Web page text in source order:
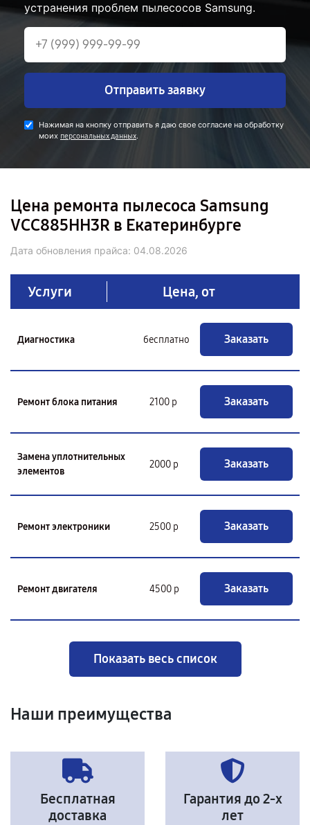
устранения проблем пылесосов Samsung.
Отправить заявку
Нажимая на кнопку отправить я даю свое согласие на обработку
моих персональных данных.
Цена ремонта пылесоса Samsung
VCC885HH3R в Екатеринбурге
Дата обновления прайса: 04.08.2026
Услуги Цена, от
Диагностика бесплатно Заказать
Ремонт блока питания 2100 р Заказать
Замена уплотнительных
элементов
2000 р Заказать
Ремонт электроники 2500 р Заказать
Ремонт двигателя 4500 р Заказать
Показать весь список
Наши преимущества
Бесплатная
доставка
Гарантия до 2-х
лет